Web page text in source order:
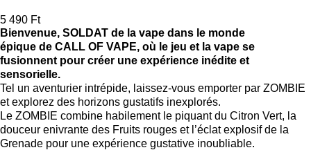
5 490 Ft
Bienvenue, SOLDAT de la vape dans le monde
épique de CALL OF VAPE, où le jeu et la vape se
fusionnent pour créer une expérience inédite et
sensorielle.
Tel un aventurier intrépide, laissez-vous emporter par ZOMBIE
et explorez des horizons gustatifs inexplorés.
Le ZOMBIE combine habilement le piquant du Citron Vert, la
douceur enivrante des Fruits rouges et l’éclat explosif de la
Grenade pour une expérience gustative inoubliable.